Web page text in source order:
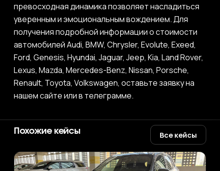
превосходная динамика позволяет насладиться
уверенным и эмоциональным вождением. Для
получения подробной информации о стоимости
автомобилей Audi, BMW, Chrysler, Evolute, Exeed,
Ford, Genesis, Hyundai, Jaguar, Jeep, Kia, Land Rover,
Lexus, Mazda, Mercedes-Benz, Nissan, Porsche,
Renault, Toyota, Volkswagen, оставьте заявку на
нашем сайте или в телеграмме.
Похожие кейсы Все кейсы